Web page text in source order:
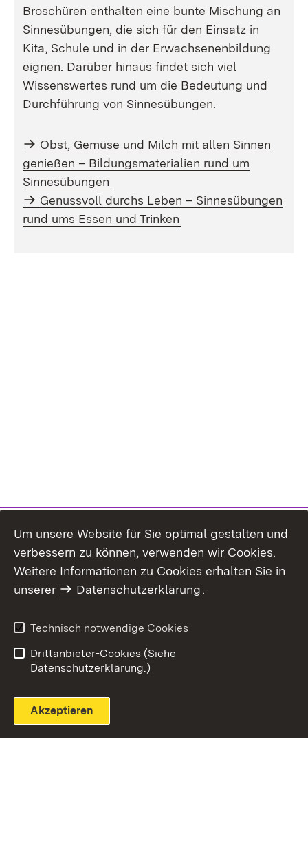
Broschüren enthalten eine bunte Mischung an
Sinnesübungen, die sich für den Einsatz in
Kita, Schule und in der Erwachsenenbildung
eignen. Darüber hinaus findet sich viel
Wissenswertes rund um die Bedeutung und
Durchführung von Sinnesübungen.
Obst, Gemüse und Milch mit allen Sinnen
genießen – Bildungsmaterialien rund um
Sinnesübungen
Genussvoll durchs Leben – Sinnesübungen
rund ums Essen und Trinken
Themenübersicht
Um unsere Website für Sie optimal gestalten und
verbessern zu können, verwenden wir Cookies.
Weitere Informationen zu Cookies erhalten Sie in
unserer
Datenschutzerklärung.
Technisch notwendige Cookies
Drittanbieter-Cookies (Siehe
Datenschutzerklärung.)
Akzeptieren